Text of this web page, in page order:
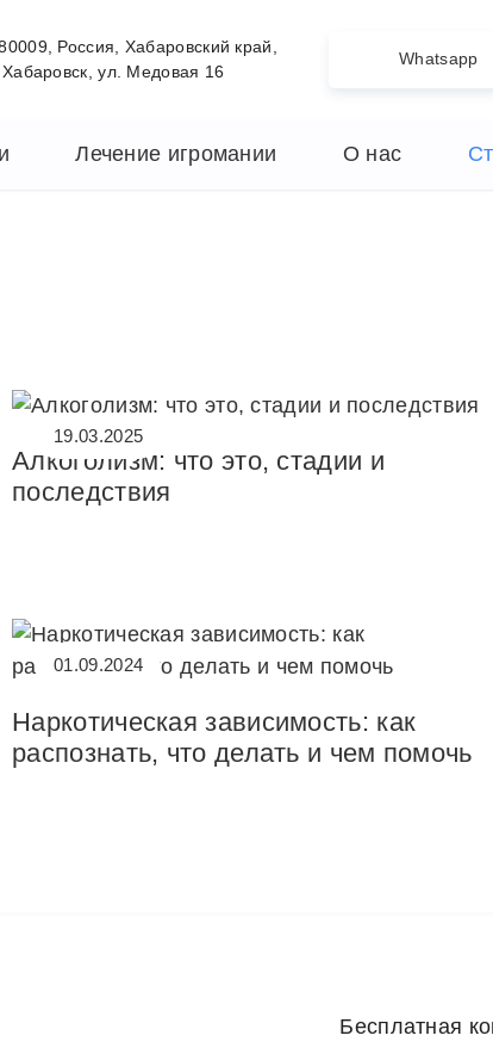
Россия, Хабаровский край,
Хабаровск, ул. Медовая 16
Whatsapp
Лечение игромании О нас
19.03.2025
Алкоголизм: что это, стадии и
последствия
01.09.2024
Наркотическая зависимость: как
распознать, что делать и чем помочь
Бесплатная